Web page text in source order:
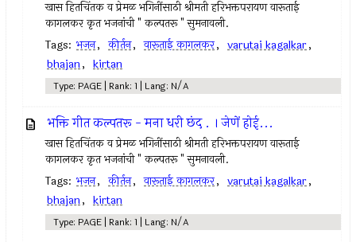
खास हितचिंतक व प्रेमळ भगिनींसाठी श्रीमती हरिभक्तपरायण वारूताई
कागलकर कृत भजनांची " कल्पतरू " सुमनावली.
Tags: भजन, कीर्तन, वारूताई कागलकर, varutai kagalkar,
bhajan, kirtan
Type: PAGE | Rank: 1 | Lang: N/A
भक्ति गीत कल्पतरू - मना धरी छंद . । जेणें होई...
खास हितचिंतक व प्रेमळ भगिनींसाठी श्रीमती हरिभक्तपरायण वारूताई
कागलकर कृत भजनांची " कल्पतरू " सुमनावली.
Tags: भजन, कीर्तन, वारूताई कागलकर, varutai kagalkar,
bhajan, kirtan
Type: PAGE | Rank: 1 | Lang: N/A